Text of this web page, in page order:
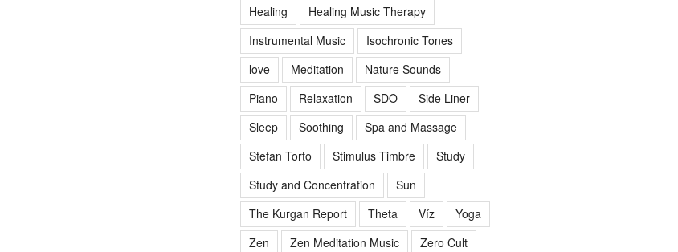
Healing
Healing Music Therapy
Instrumental Music
Isochronic Tones
love
Meditation
Nature Sounds
Piano
Relaxation SDO
Side Liner
Sleep
Soothing
Spa and Massage
Stefan Torto
Stimulus Timbre
Study
Study and Concentration
Sun
The Kurgan Report
Theta Víz
Yoga
Zen
Zen Meditation Music Zero Cult